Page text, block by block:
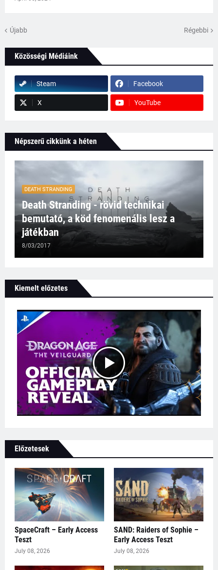
Újabb Régebbi
Közösségi Médiáink
Steam Facebook
X YouTube
Népszerű cikkünk a héten
DEATH STRANDING
Death Stranding - rövid technikai
bemutató, a köd fenomenális lesz a
játékban
8/03/2017
Kiemelt előzetes
Előzetesek
SpaceCraft – Early Access
Teszt
July 08, 2026
SAND: Raiders of Sophie –
Early Access Teszt
July 08, 2026